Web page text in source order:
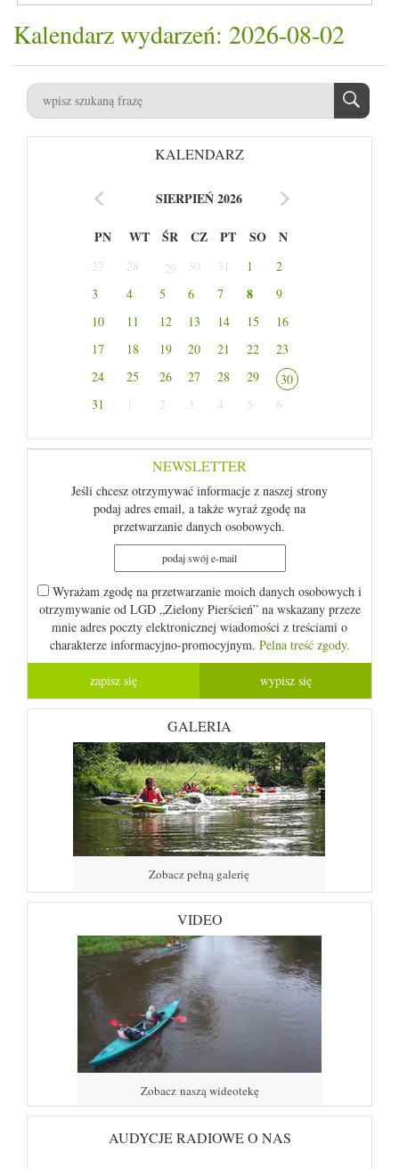
Kalendarz wydarzeń: 2026-08-02
KALENDARZ
SIERPIEŃ 2026
PN WT ŚR CZ PT SO N
27 28 29 30 31 1
2
3
4 5 6 7 8
9
10
11 12 13 14 15
16
17
18 19 20 21 22
23
24
25 26 27 28 29
30
31
1 2 3 4 5 6
NEWSLETTER
Jeśli chcesz otrzymywać informacje z naszej strony
podaj adres email, a także wyraź zgodę na
przetwarzanie danych osobowych.
Wyrażam zgodę na przetwarzanie moich danych osobowych i
otrzymywanie od LGD „Zielony Pierścień” na wskazany przeze
mnie adres poczty elektronicznej wiadomości z treściami o
charakterze informacyjno-promocyjnym. Pelna treść zgody.
GALERIA
Zobacz pełną galerię
VIDEO
Zobacz naszą wideotekę
AUDYCJE RADIOWE O NAS